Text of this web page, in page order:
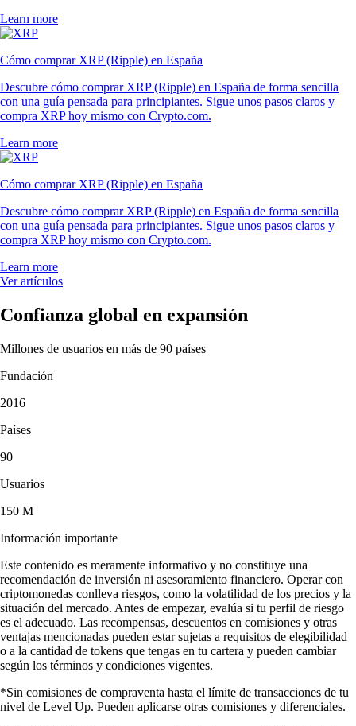
Learn more
Cómo comprar XRP (Ripple) en España
Descubre cómo comprar XRP (Ripple) en España de forma sencilla
con una guía pensada para principiantes. Sigue unos pasos claros y
compra XRP hoy mismo con Crypto.com.
Learn more
Cómo comprar XRP (Ripple) en España
Descubre cómo comprar XRP (Ripple) en España de forma sencilla
con una guía pensada para principiantes. Sigue unos pasos claros y
compra XRP hoy mismo con Crypto.com.
Learn more
Ver artículos
Confianza global en expansión
Millones de usuarios en más de 90 países
Fundación
2016
Países
90
Usuarios
150 M
Información importante
Este contenido es meramente informativo y no constituye una
recomendación de inversión ni asesoramiento financiero. Operar con
criptomonedas conlleva riesgos, como la volatilidad de los precios y la
situación del mercado. Antes de empezar, evalúa si tu perfil de riesgo
es el adecuado. Las recompensas, descuentos en comisiones y otras
ventajas mencionadas pueden estar sujetas a requisitos de elegibilidad
o a la cantidad de tokens que tengas en tu cartera y pueden cambiar
según los términos y condiciones vigentes.
*Sin comisiones de compraventa hasta el límite de transacciones de tu
nivel de Level Up. Pueden aplicarse otras comisiones y diferenciales.